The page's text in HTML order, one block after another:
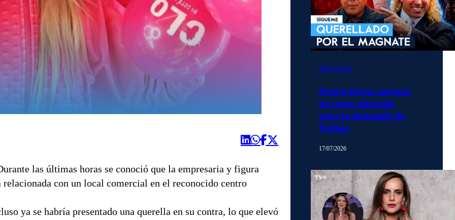
las últimas horas se conoció que la empresaria y figura
relacionada con un local comercial en el reconocido centro
ya se habría presentado una querella en su contra, lo que elevó
Momentos
Sergio Rojas asegura
no tener abogado
para la demanda de
Farkas
17/07/2026